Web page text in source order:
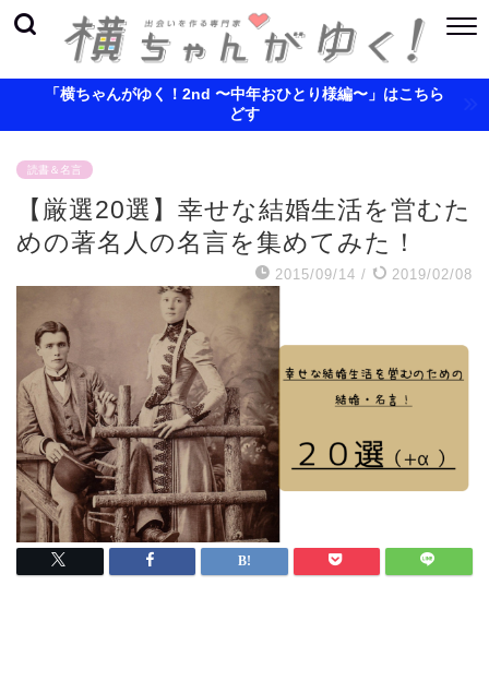
「横ちゃんがゆく！2nd 〜中年おひとり様編〜」はこちら
どす
読書＆名言
【厳選20選】幸せな結婚生活を営むた
めの著名人の名言を集めてみた！
2015/09/14 / 2019/02/08